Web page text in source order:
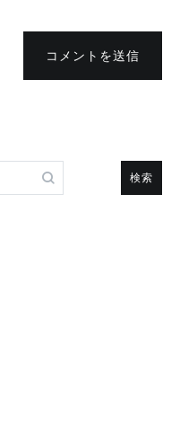
コメントを送信